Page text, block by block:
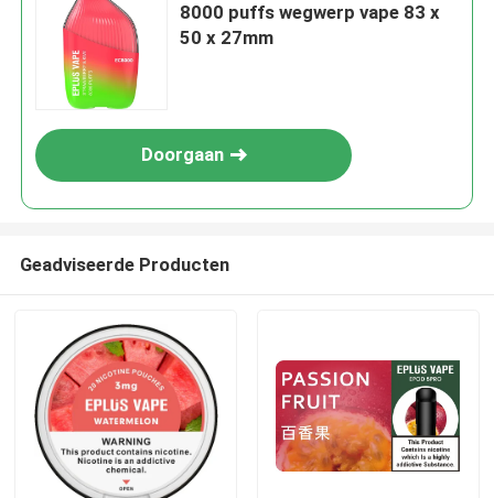
8000 puffs wegwerp vape 83 x
50 x 27mm
Doorgaan
Geadviseerde Producten